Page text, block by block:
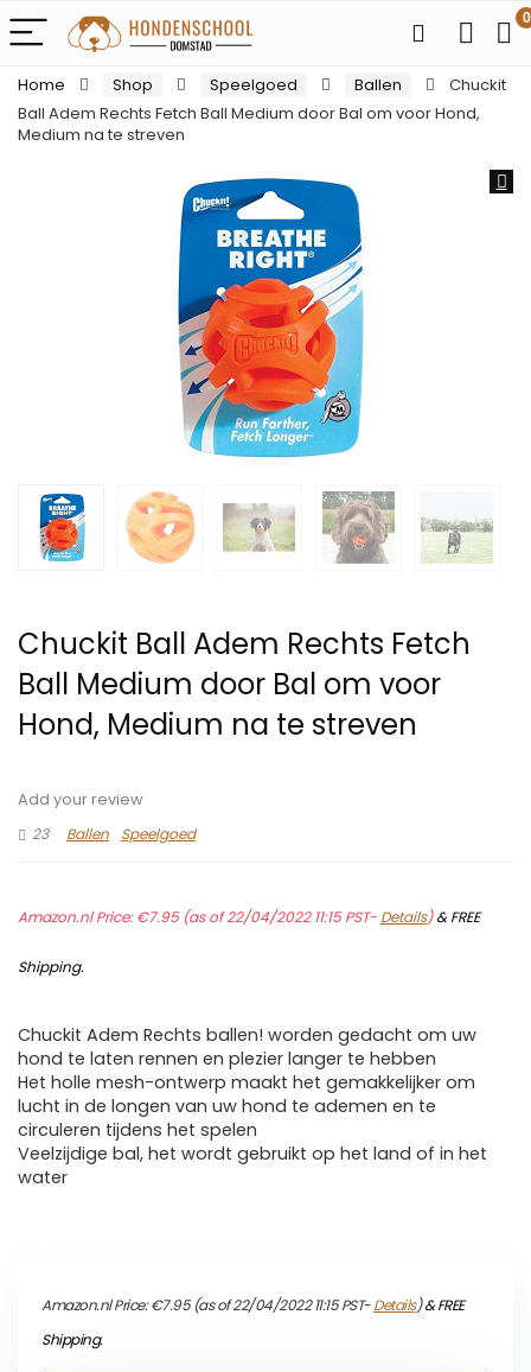
0
Home Shop Speelgoed Ballen
Chuckit
Ball Adem Rechts Fetch Ball Medium door Bal om voor Hond,
Medium na te streven
Chuckit Ball Adem Rechts Fetch
Ball Medium door Bal om voor
Hond, Medium na te streven
Add your review
23
Ballen Speelgoed
Amazon.nl Price:€7.95(as of 22/04/2022 11:15 PST- Details)&FREE
Shipping.
Chuckit Adem Rechts ballen! worden gedacht om uw
hond te laten rennen en plezier langer te hebben
Het holle mesh-ontwerp maakt het gemakkelijker om
lucht in de longen van uw hond te ademen en te
circuleren tijdens het spelen
Veelzijdige bal, het wordt gebruikt op het land of in het
water
Amazon.nl Price:€7.95(as of 22/04/2022 11:15 PST-Details)&FREE
Shipping.